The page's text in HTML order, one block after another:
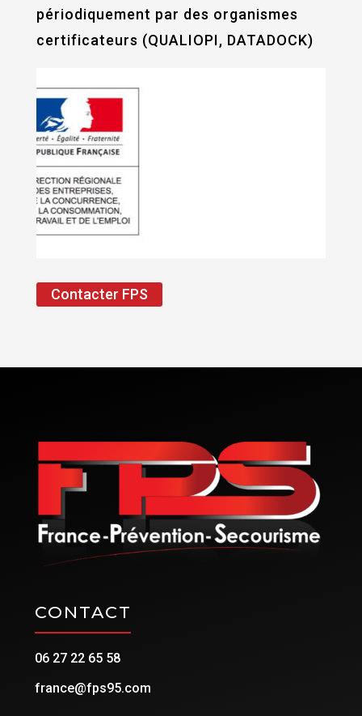
périodiquement par des organismes
certificateurs (QUALIOPI, DATADOCK)
Contacter FPS
CONTACT
06 27 22 65 58
france@fps95.com